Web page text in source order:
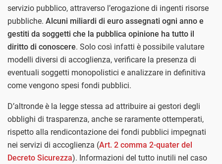
servizio pubblico, attraverso l’erogazione di ingenti risorse
pubbliche. Alcuni miliardi di euro assegnati ogni anno e
gestiti da soggetti che la pubblica opinione ha tutto il
diritto di conoscere. Solo così infatti è possibile valutare
modelli diversi di accoglienza, verificare la presenza di
eventuali soggetti monopolistici e analizzare in definitiva
come vengono spesi fondi pubblici.
D’altronde è la legge stessa ad attribuire ai gestori degli
obblighi di trasparenza, anche se raramente ottemperati,
rispetto alla rendicontazione dei fondi pubblici impegnati
nei servizi di accoglienza (Art. 2 comma 2-quater del
Decreto Sicurezza). Informazioni del tutto inutili nel caso